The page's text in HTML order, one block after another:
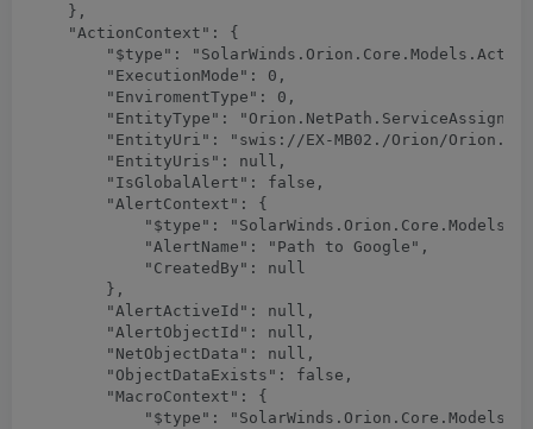
    },
    "ActionContext": {
"$type":
        "ExecutionMode": 0,
        "EnviromentType": 0,
"EntityType":
"EntityUri": "swis://EX-MB02./Orion/
        "EntityUris": null,
        "IsGlobalAlert": false,
        "AlertContext": {
"$type":
            "AlertName": "Path to Google",
            "CreatedBy": null
        },
        "AlertActiveId": null,
        "AlertObjectId": null,
        "NetObjectData": null,
        "ObjectDataExists": false,
        "MacroContext": {
"$type":